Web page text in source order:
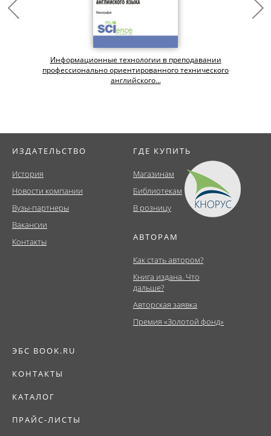
Информационные технологии в преподавании
профессионально ориентированного технического
английского...
ИЗДАТЕЛЬСТВО
История
Новости компании
Вузы-партнеры
Вакансии
Контакты
ГДЕ КУПИТЬ
Магазинам
Библиотекам
В розницу
АВТОРАМ
Как стать автором?
Книга издана. Что
дальше?
Авторская заявка
Премия «Золотой фонд»
ЭБС BOOK.RU
КОНТАКТЫ
КАТАЛОГ
ПРАЙС-ЛИСТЫ